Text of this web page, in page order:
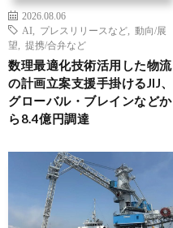
2026.08.06
AI
プレスリリースなど
動向/展
望
提携/合弁など
数理最適化技術活用した物流
の計画立案支援手掛けるJIJ、
グローバル・ブレインなどか
ら8.4億円調達